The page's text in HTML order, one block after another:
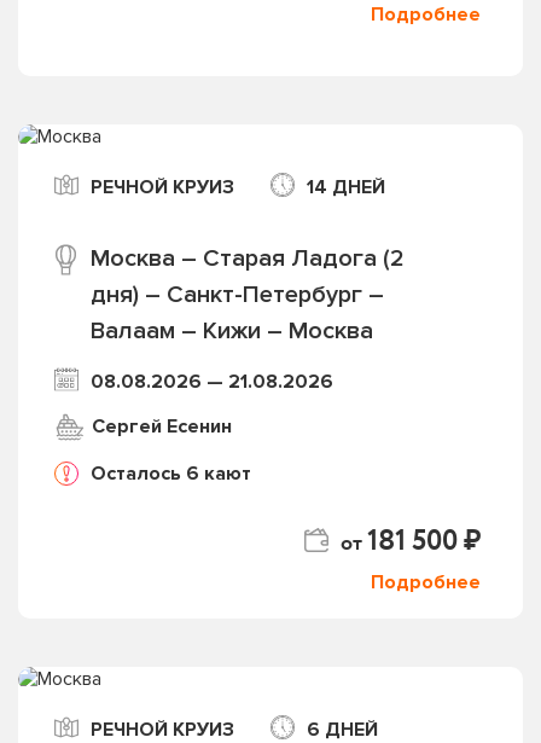
Подробнее
РЕЧНОЙ КРУИЗ 14 ДНЕЙ
Москва – Старая Ладога (2
дня) – Санкт-Петербург –
Валаам – Кижи – Москва
08.08.2026 — 21.08.2026
Сергей Есенин
Осталось 6 кают
от181 500 ₽
Подробнее
РЕЧНОЙ КРУИЗ 6 ДНЕЙ